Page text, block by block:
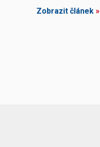
Zobrazit článek »